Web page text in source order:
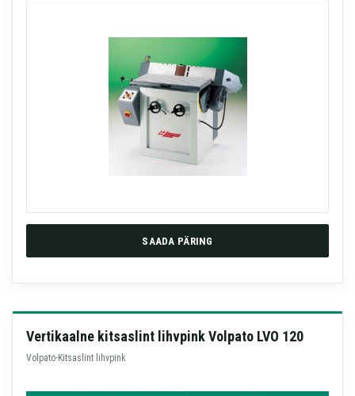
SAADA PÄRING
Vertikaalne kitsaslint lihvpink Volpato LVO 120
Volpato·Kitsaslint lihvpink